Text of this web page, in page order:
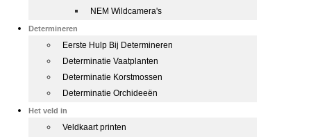
NEM Wildcamera's
Determineren
Eerste Hulp Bij Determineren
Determinatie Vaatplanten
Determinatie Korstmossen
Determinatie Orchideeën
Het veld in
Veldkaart printen